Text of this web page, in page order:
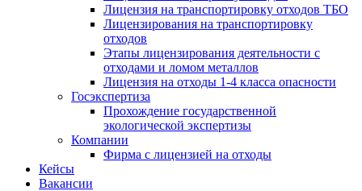
Лицензия на транспортировку отходов ТБО
Лицензирования на транспортировку
отходов
Этапы лицензирования деятельности с
отходами и ломом металлов
Лицензия на отходы 1-4 класса опасности
Госэкспертиза
Прохождение государственной
экологической экспертизы
Компании
Фирма с лицензией на отходы
Кейсы
Вакансии